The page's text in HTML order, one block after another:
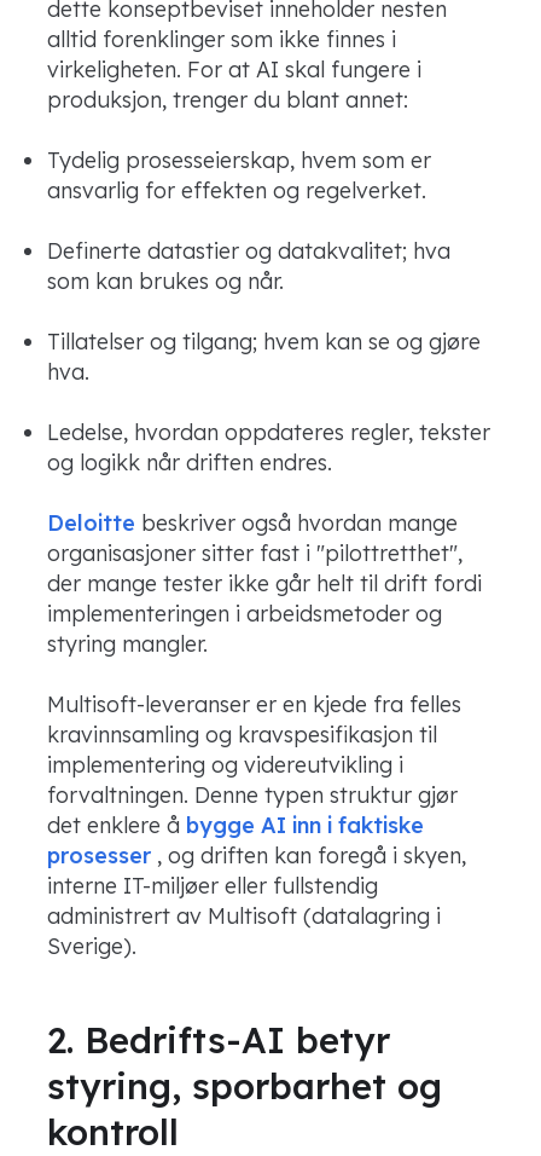
dette konseptbeviset inneholder nesten
alltid forenklinger som ikke finnes i
virkeligheten. For at AI skal fungere i
produksjon, trenger du blant annet:
Tydelig prosesseierskap, hvem som er
ansvarlig for effekten og regelverket.
Definerte datastier og datakvalitet; hva
som kan brukes og når.
Tillatelser og tilgang; hvem kan se og gjøre
hva.
Ledelse, hvordan oppdateres regler, tekster
og logikk når driften endres.
Deloitte beskriver også hvordan mange
organisasjoner sitter fast i "pilottretthet",
der mange tester ikke går helt til drift fordi
implementeringen i arbeidsmetoder og
styring mangler.
Multisoft-leveranser er en kjede fra felles
kravinnsamling og kravspesifikasjon til
implementering og videreutvikling i
forvaltningen. Denne typen struktur gjør
det enklere å bygge AI inn i faktiske
prosesser , og driften kan foregå i skyen,
interne IT-miljøer eller fullstendig
administrert av Multisoft (datalagring i
Sverige).
2. Bedrifts-AI betyr
styring, sporbarhet og
kontroll